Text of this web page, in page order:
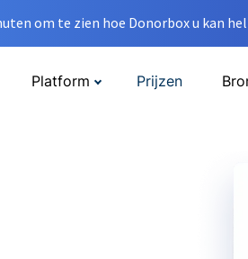
om te zien hoe Donorbox u kan
Platform Prijzen